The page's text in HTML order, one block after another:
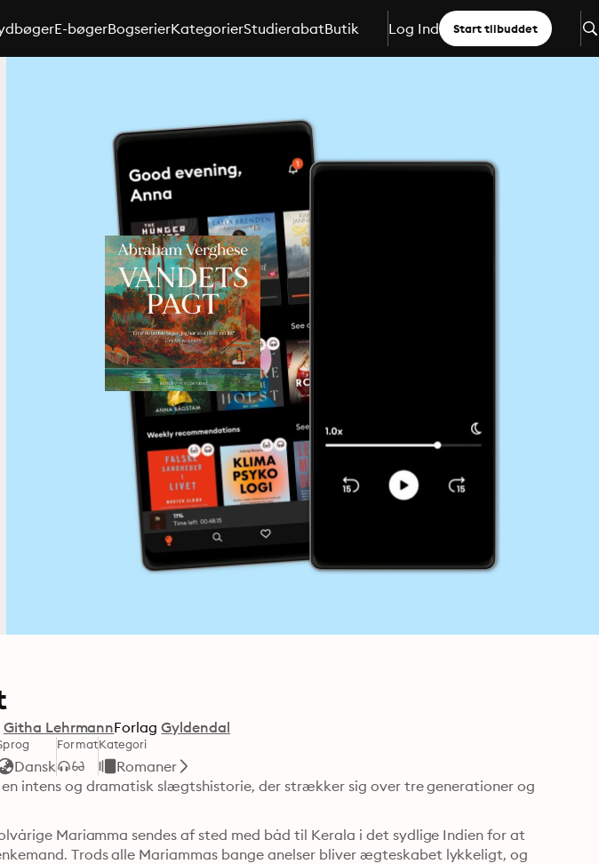
E-bøgerBogserierKategorierStudierabatButik Log Ind Start tilbuddet
Githa LehrmannForlag Gyldendal
Dansk
FormatKategori
Romaner
intens og dramatisk slægtshistorie, der strækker sig over tre generationer og
Mariamma sendes af sted med båd til Kerala i det sydlige Indien for at
Trods alle Mariammas bange anelser bliver ægteskabet lykkeligt, og